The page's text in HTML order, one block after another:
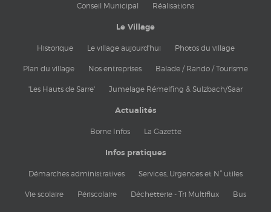
Conseil Municipal Réalisations
Le Village
Historique Le village aujourd'hui Photos du village
Plan du village Nos entreprises Balade / Rando / Tourisme
'Les Hauts de Sarre' Jumelage Rémelfing & Sulzbach/Saar
Actualités
Borne Infos La Gazette
Infos pratiques
Démarches administratives Services, Urgences et N° utiles
Vie scolaire Périscolaire Déchetterie - Tri Multiflux Bus